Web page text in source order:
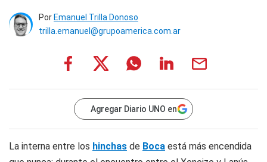
Por Emanuel Trilla Donoso
trilla.emanuel@grupoamerica.com.ar
Agregar Diario UNO en
La interna entre los hinchas de Boca está más encendida